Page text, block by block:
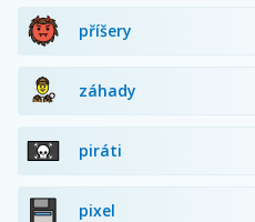
příšery
záhady
piráti
pixel